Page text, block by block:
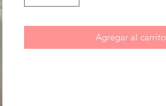
Agregar al carrito